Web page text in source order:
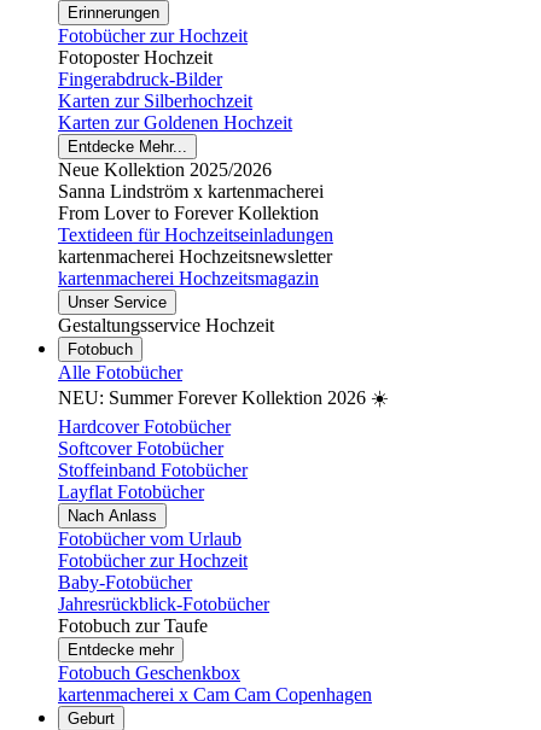
Erinnerungen
Fotobücher zur Hochzeit
Fotoposter Hochzeit
Fingerabdruck-Bilder
Karten zur Silberhochzeit
Karten zur Goldenen Hochzeit
Entdecke Mehr...
Neue Kollektion 2025/2026
Sanna Lindström x kartenmacherei
From Lover to Forever Kollektion
Textideen für Hochzeitseinladungen
kartenmacherei Hochzeitsnewsletter
kartenmacherei Hochzeitsmagazin
Unser Service
Gestaltungsservice Hochzeit
Fotobuch
Alle Fotobücher
NEU: Summer Forever Kollektion 2026 ☀️
Hardcover Fotobücher
Softcover Fotobücher
Stoffeinband Fotobücher
Layflat Fotobücher
Nach Anlass
Fotobücher vom Urlaub
Fotobücher zur Hochzeit
Baby-Fotobücher
Jahresrückblick-Fotobücher
Fotobuch zur Taufe
Entdecke mehr
Fotobuch Geschenkbox
kartenmacherei x Cam Cam Copenhagen
Geburt